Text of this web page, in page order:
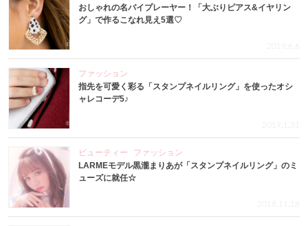
おしゃれの名バイプレーヤー！「大ぶりピアス&イヤリン
グ」で作るこなれ見え5選♡
2019.6.6
ファッション
指先を可愛く彩る「スタンプネイルリング」を使ったオシ
ャレコーデ5♪
2019.1.31
ビューティー
ファッション
LARMEモデル黒瀧まりあが「スタンプネイルリング」のミ
ューズに就任☆
2018.11.18